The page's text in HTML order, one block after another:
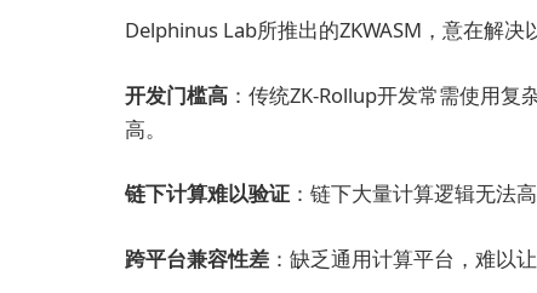
Delphinus Lab所推出的ZKWASM，意在解决
开发门槛高 ：传统ZK-Rollup开发常需使用
高。
链下计算难以验证 ：链下大量计算逻辑无法
跨平台兼容性差 ：缺乏通用计算平台，难以